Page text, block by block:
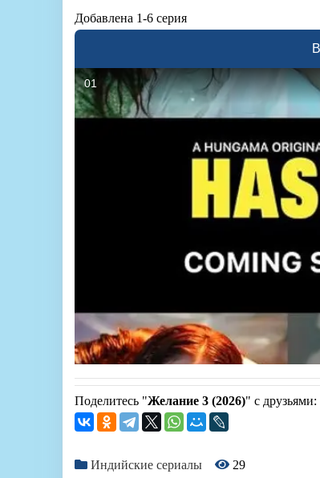
Добавлена 1-6 серия
Поделитесь "Желание 3 (2026)" с друзьями:
Индийские сериалы 29